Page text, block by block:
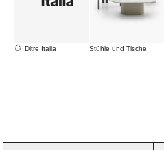
Ditre Italia Stühle und Tische